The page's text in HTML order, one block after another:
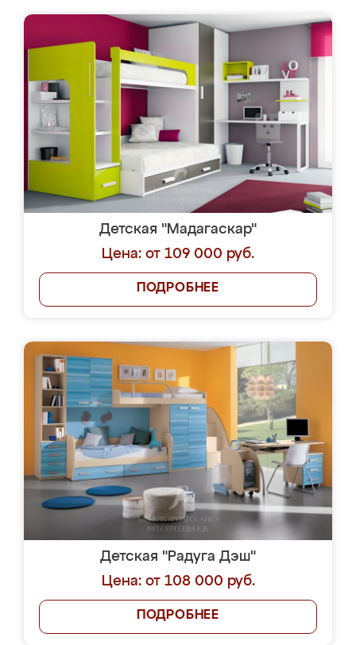
Детская "Мадагаскар"
Цена: от 109 000 руб.
ПОДРОБНЕЕ
Детская "Радуга Дэш"
Цена: от 108 000 руб.
ПОДРОБНЕЕ